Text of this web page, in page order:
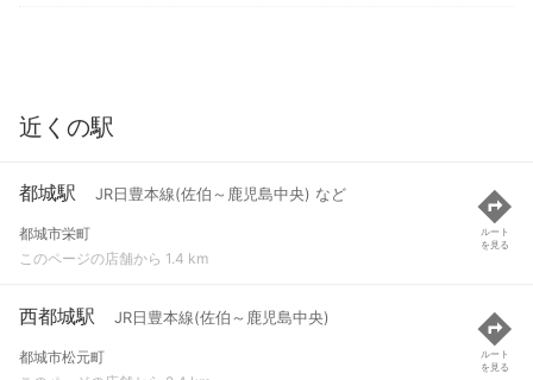
近くの駅
都城駅 JR日豊本線(佐伯～鹿児島中央) など
都城市栄町
このページの店舗から 1.4 km
ルート
を見る
西都城駅 JR日豊本線(佐伯～鹿児島中央)
都城市松元町
ルート
を見る